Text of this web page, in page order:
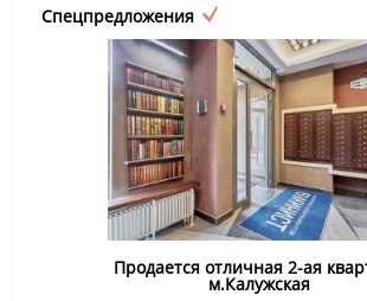
Спецпредложения
Продается отличная 2-ая
м.Калужская